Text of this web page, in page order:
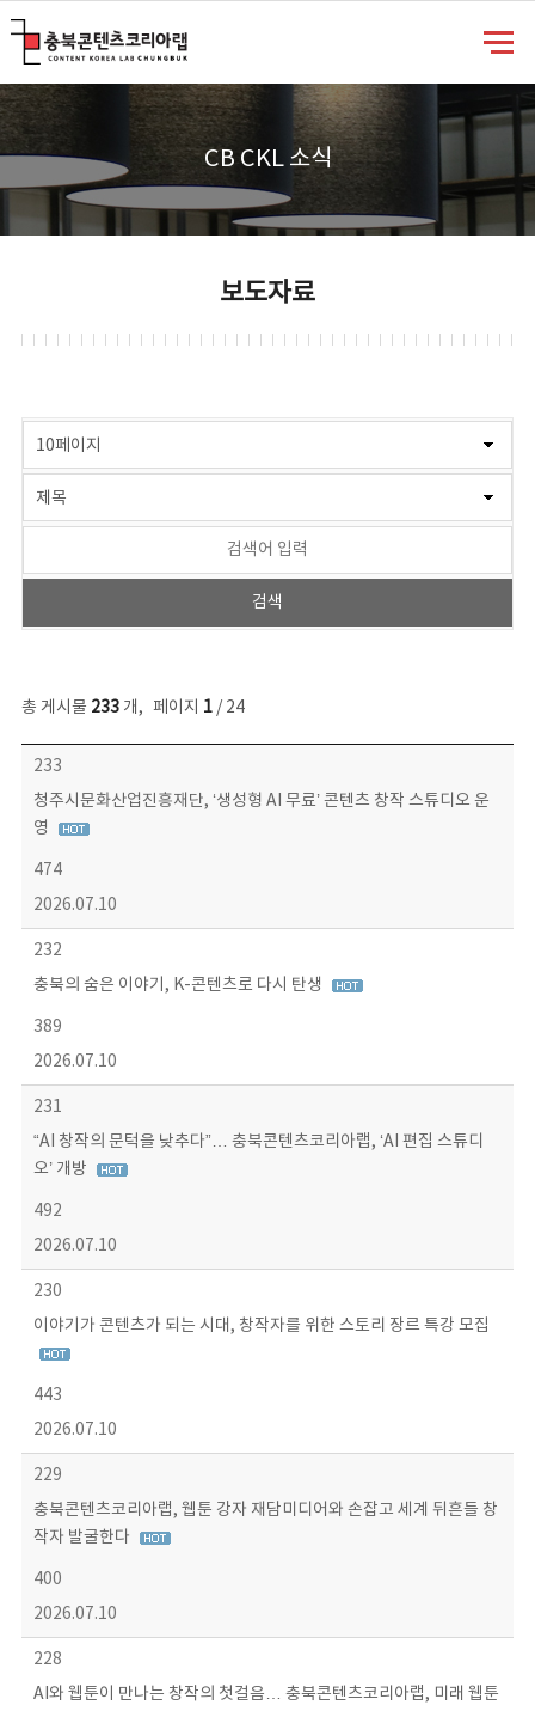
CB CKL 소식
보도자료
총 게시물 233개, 페이지 1/ 24
보도자료 목록 - 번호, 제목, 작성자, 파일, 조회수, 작성일 정보 제공
233
청주시문화산업진흥재단, ‘생성형 AI 무료’ 콘텐츠 창작 스튜디오 운
영
474
2026.07.10
232
충북의 숨은 이야기, K-콘텐츠로 다시 탄생
389
2026.07.10
231
“AI 창작의 문턱을 낮추다”… 충북콘텐츠코리아랩, ‘AI 편집 스튜디
오’ 개방
492
2026.07.10
230
이야기가 콘텐츠가 되는 시대, 창작자를 위한 스토리 장르 특강 모집
443
2026.07.10
229
충북콘텐츠코리아랩, 웹툰 강자 재담미디어와 손잡고 세계 뒤흔들 창
작자 발굴한다
400
2026.07.10
228
AI와 웹툰이 만나는 창작의 첫걸음… 충북콘텐츠코리아랩, 미래 웹툰